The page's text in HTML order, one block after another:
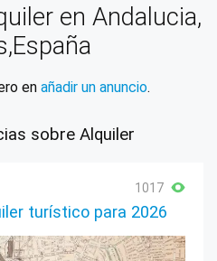
en Andalucia,
en añadir un anuncio.
sobre Alquiler
1017
turístico para 2026